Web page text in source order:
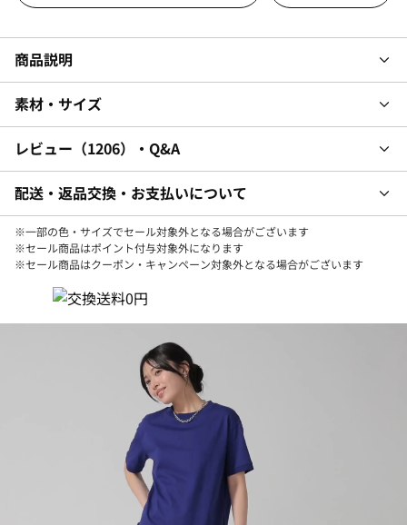
商品説明
素材・サイズ
レビュー 1206 ・Q&A
配送・返品交換・お支払いについて
※一部の色・サイズでセール対象外となる場合がございます
※セール商品はポイント付与対象外になります
※セール商品はクーポン・キャンペーン対象外となる場合がございます